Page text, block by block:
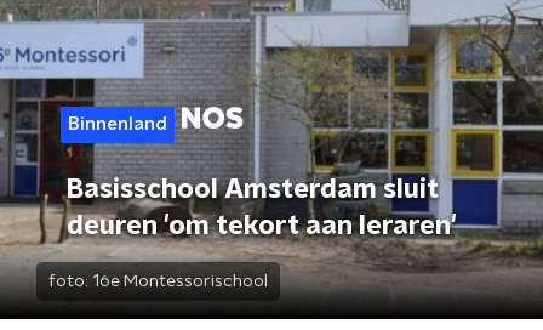
Binnenland
Basisschool Amsterdam sluit
deuren 'om tekort aan leraren'
foto: 16e Montessorischool